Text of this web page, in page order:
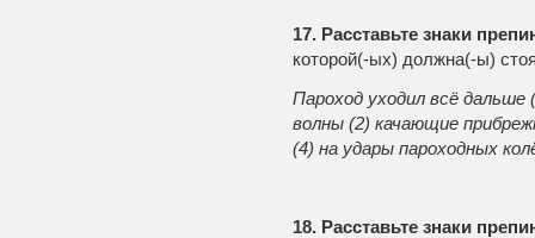
17. Расставьте знаки
которой(-ых) должна(-ы)
Пароход уходил всё дальше
волны (2) качающие
(4) на удары пароходных
18. Расставьте знаки